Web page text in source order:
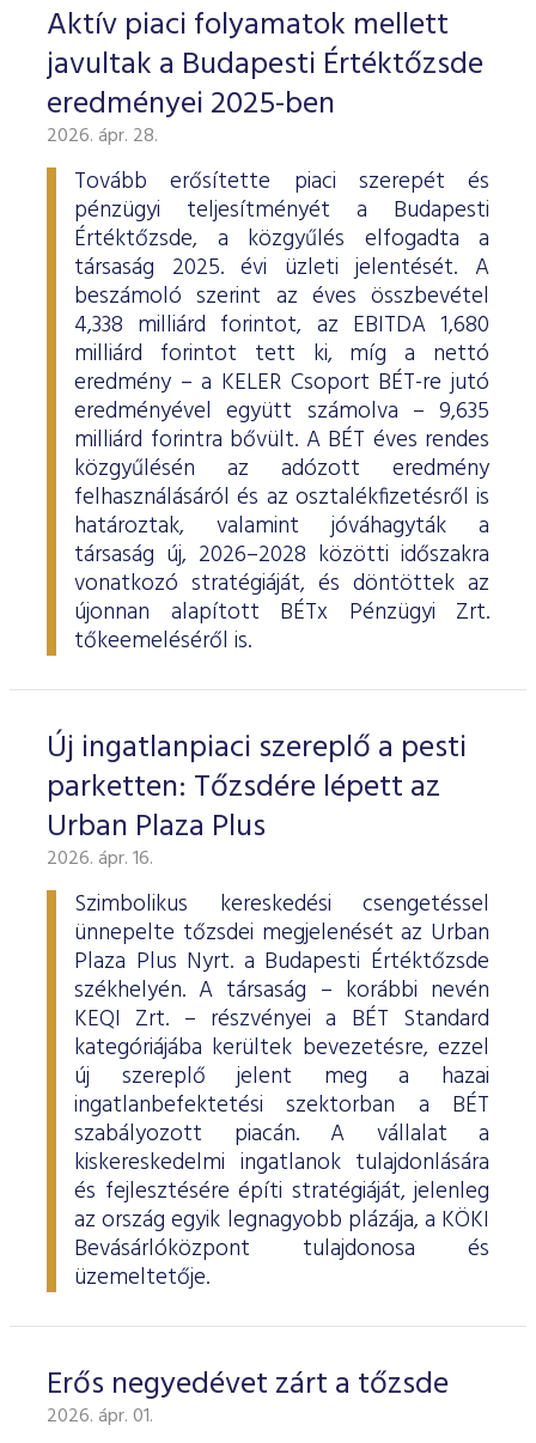
Aktív piaci folyamatok mellett
javultak a Budapesti Értéktőzsde
eredményei 2025-ben
2026. ápr. 28.
Tovább erősítette piaci szerepét és
pénzügyi teljesítményét a Budapesti
Értéktőzsde, a közgyűlés elfogadta a
társaság 2025. évi üzleti jelentését. A
beszámoló szerint az éves összbevétel
4,338 milliárd forintot, az EBITDA 1,680
milliárd forintot tett ki, míg a nettó
eredmény – a KELER Csoport BÉT-re jutó
eredményével együtt számolva – 9,635
milliárd forintra bővült. A BÉT éves rendes
közgyűlésén az adózott eredmény
felhasználásáról és az osztalékfizetésről is
határoztak, valamint jóváhagyták a
társaság új, 2026–2028 közötti időszakra
vonatkozó stratégiáját, és döntöttek az
újonnan alapított BÉTx Pénzügyi Zrt.
tőkeemeléséről is.
Új ingatlanpiaci szereplő a pesti
parketten: Tőzsdére lépett az
Urban Plaza Plus
2026. ápr. 16.
Szimbolikus kereskedési csengetéssel
ünnepelte tőzsdei megjelenését az Urban
Plaza Plus Nyrt. a Budapesti Értéktőzsde
székhelyén. A társaság – korábbi nevén
KEQI Zrt. – részvényei a BÉT Standard
kategóriájába kerültek bevezetésre, ezzel
új szereplő jelent meg a hazai
ingatlanbefektetési szektorban a BÉT
szabályozott piacán. A vállalat a
kiskereskedelmi ingatlanok tulajdonlására
és fejlesztésére építi stratégiáját, jelenleg
az ország egyik legnagyobb plázája, a KÖKI
Bevásárlóközpont tulajdonosa és
üzemeltetője.
Erős negyedévet zárt a tőzsde
2026. ápr. 01.